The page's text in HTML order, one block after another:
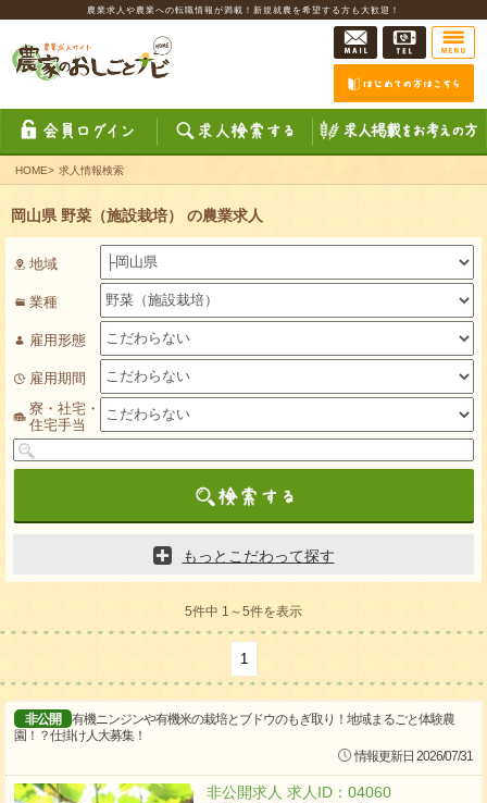
農業求人や農業への転職情報が満載！新規就農を希望する方も大歓迎！
HOME> 求人情報検索
岡山県 野菜（施設栽培） の農業求人
地域
業種
雇用形態
雇用期間
寮・社宅・
住宅手当
もっとこだわって探す
5件中 1～5件を表示
1
非公開
有機ニンジンや有機米の栽培とブドウのもぎ取り！地域まるごと体験農
園！？仕掛け人大募集！
情報更新日 2026/07/31
非公開求人 求人ID：04060